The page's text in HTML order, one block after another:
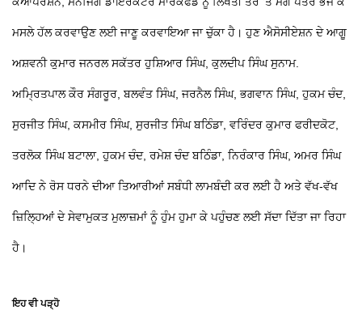
ਮਸਲੇ ਹੱਲ ਕਰਵਾਉਣ ਲਈ ਜਾਣੂ ਕਰਵਾਇਆ ਜਾ ਚੁੱਕਾ ਹੈ। ਹੁਣ ਐਸੋਸੀਏਸ਼ਨ ਦੇ ਆਗੂ
ਅਸ਼ਵਨੀ ਕੁਮਾਰ ਜਨਰਲ ਸਕੱਤਰ ਹੁਸ਼ਿਆਰ ਸਿੰਘ, ਕੁਲਦੀਪ ਸਿੰਘ ਸੁਨਾਮ.
ਅਮ੍ਰਿਤਪਾਲ ਕੌਰ ਸੰਗਰੂਰ, ਬਲਵੰਤ ਸਿੰਘ, ਜਰਨੈਲ ਸਿੰਘ, ਭਗਵਾਨ ਸਿੰਘ, ਹੁਕਮ ਚੰਦ,
ਸੁਰਜੀਤ ਸਿੰਘ, ਕਸਮੀਰ ਸਿੰਘ, ਸੁਰਜੀਤ ਸਿੰਘ ਬਠਿੰਡਾ, ਵਰਿੰਦਰ ਕੁਮਾਰ ਫਰੀਦਕੋਟ,
ਤਰਲੋਕ ਸਿੰਘ ਬਟਾਲਾ, ਹੁਕਮ ਚੰਦ, ਰਮੇਸ਼ ਚੰਦ ਬਠਿੰਡਾ, ਨਿਰੰਕਾਰ ਸਿੰਘ, ਅਮਰ ਸਿੰਘ
ਆਦਿ ਨੇ ਰੋਸ ਧਰਨੇ ਦੀਆ ਤਿਆਰੀਆਂ ਸਬੰਧੀ ਲਾਮਬੰਦੀ ਕਰ ਲਈ ਹੈ ਅਤੇ ਵੱਖ-ਵੱਖ
ਜ਼ਿਲ੍ਹਿਆਂ ਦੇ ਸੇਵਾਮੁਕਤ ਮੁਲਾਜ਼ਮਾਂ ਨੂੰ ਹੁੰਮ ਹੁਮਾ ਕੇ ਪਹੁੰਚਣ ਲਈ ਸੱਦਾ ਦਿੱਤਾ ਜਾ ਰਿਹਾ
ਹੈ।
ਇਹ ਵੀ ਪੜ੍ਹੋ